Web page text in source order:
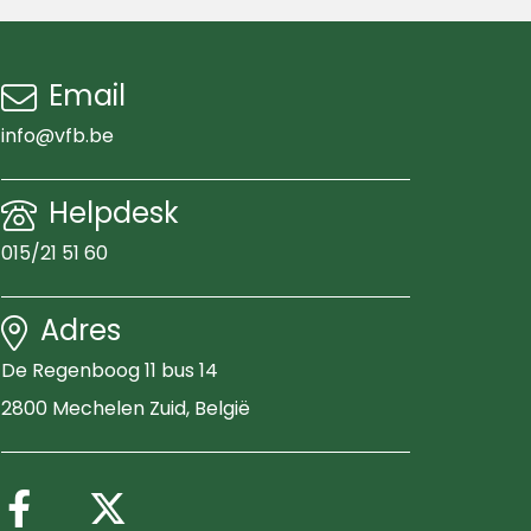
Email
info@vfb.be
Helpdesk
015/21 51 60
Adres
De Regenboog 11 bus 14
2800 Mechelen Zuid, België
Volg ons op Facebook